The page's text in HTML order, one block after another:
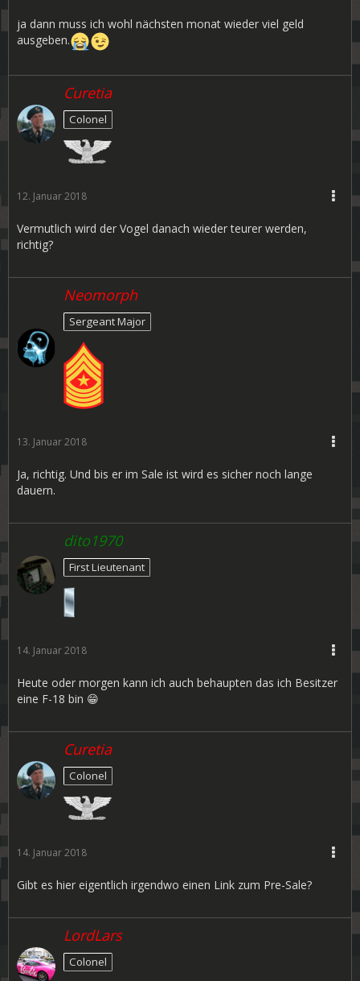
ja dann muss ich wohl nächsten monat wieder viel geld
ausgeben.
Curetia
Colonel
12. Januar 2018
Vermutlich wird der Vogel danach wieder teurer werden,
richtig?
Neomorph
Sergeant Major
13. Januar 2018
Ja, richtig. Und bis er im Sale ist wird es sicher noch lange
dauern.
dito1970
First Lieutenant
14. Januar 2018
Heute oder morgen kann ich auch behaupten das ich Besitzer
eine F-18 bin 😁
Curetia
Colonel
14. Januar 2018
Gibt es hier eigentlich irgendwo einen Link zum Pre-Sale?
LordLars
Colonel